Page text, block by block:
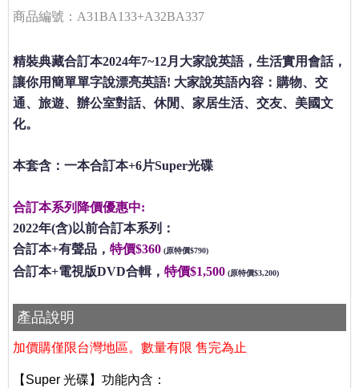
商品編號：A31BA133+A32BA337
精裝典藏合訂本2024年7~12月大家說英語，生活實用會話，
讓你用簡單單字說漂亮英語! 大家說英語內容：購物、交
通、旅遊、辦公室對話、休閒、家居生活、交友、美國文
化。
本套含：一本合訂本+6片Super光碟
合訂本系列降價優惠中:
2022年(含)以前合訂本系列：
合訂本+有聲品， 特價$360 (原特價$790)
合訂本+電視版DVD合輯， 特價$1,500 (原特價$3,200)
產品說明
加價購僅限台灣地區。數量有限 售完為止
【Super 光碟】功能內含：